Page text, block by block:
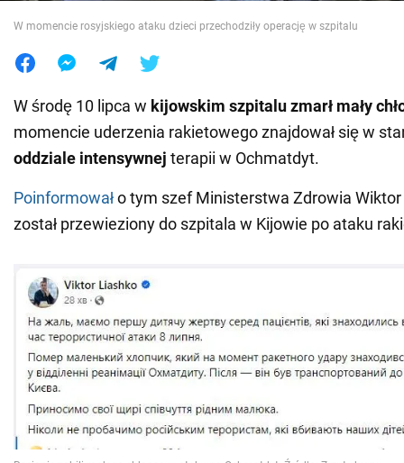
Jedzenie
W momencie rosyjskiego ataku dzieci przechodziły operację w szpitalu
W środę 10 lipca w kijowskim szpitalu zmarł mały
momencie uderzenia rakietowego znajdował się w
oddziale intensywnej terapii w Ochmatdyt.
Poinformowało tym szef Ministerstwa Zdrowia Wiktor
został przewieziony do szpitala w Kijowie po ataku